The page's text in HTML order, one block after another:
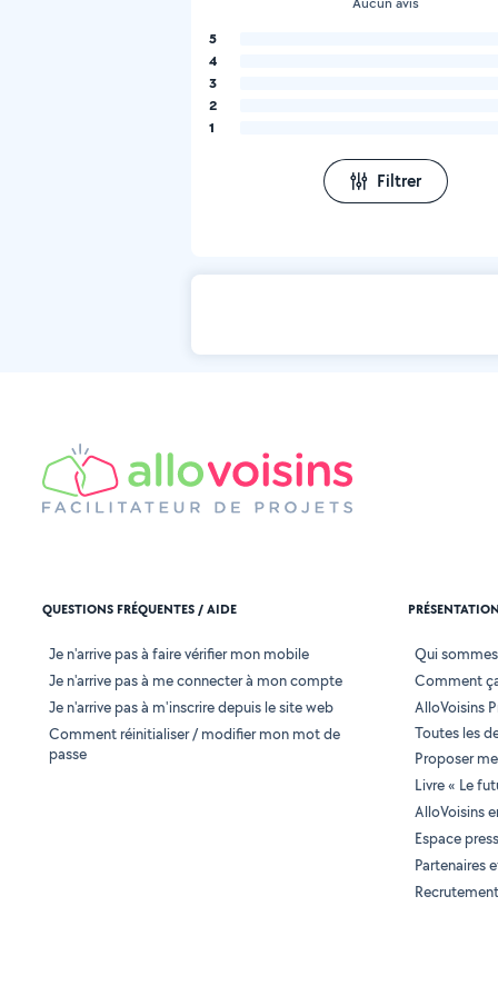
5
4
3
2
1
Filtrer
QUESTIONS FRÉQUENTES / AIDE
Je n'arrive pas à faire vérifier mon mobile
Je n'arrive pas à me connecter à mon compte
Je n'arrive pas à m'inscrire depuis le site web
Comment réinitialiser / modifier mon mot de
passe
Qui
Comment
AlloVoisins
Toutes les
Proposer
Livre « Le
AlloVoisins
Espace
Partenaires
Recrutement